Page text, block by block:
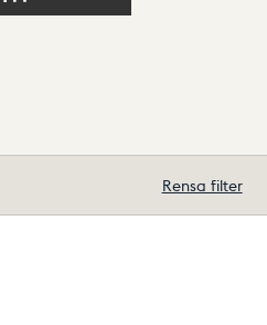
Rensa filter